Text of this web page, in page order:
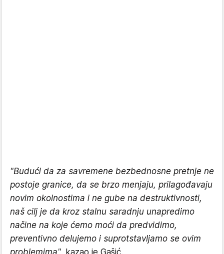
"Budući da za savremene bezbednosne pretnje ne
postoje granice, da se brzo menjaju, prilagođavaju
novim okolnostima i ne gube na destruktivnosti,
naš cilj je da kroz stalnu saradnju unapredimo
načine na koje ćemo moći da predvidimo,
preventivno delujemo i suprotstavljamo se ovim
problemima", kazao je Gašić.